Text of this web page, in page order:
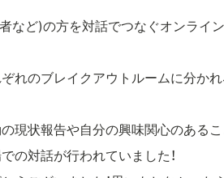
など)の方を対話でつなぐオンライ
れのブレイクアウトルームに分か
現状報告や自分の興味関心のある
の対話が行われていました！